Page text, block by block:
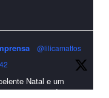
#Abrafas
@lilicamattos
Natal e um
para todos